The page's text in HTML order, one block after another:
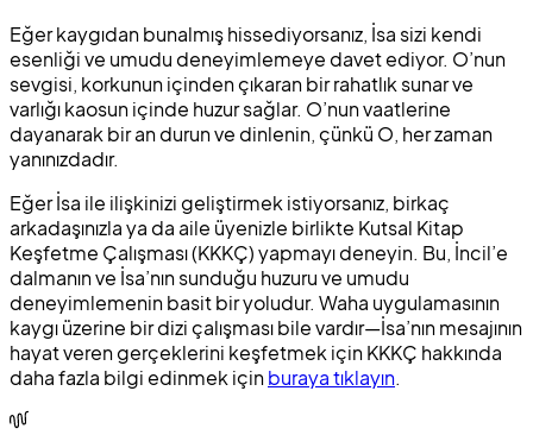
Eğer kaygıdan bunalmış hissediyorsanız, İsa sizi kendi
esenliği ve umudu deneyimlemeye davet ediyor. O’nun
sevgisi, korkunun içinden çıkaran bir rahatlık sunar ve
varlığı kaosun içinde huzur sağlar. O’nun vaatlerine
dayanarak bir an durun ve dinlenin, çünkü O, her zaman
yanınızdadır.
Eğer İsa ile ilişkinizi geliştirmek istiyorsanız, birkaç
arkadaşınızla ya da aile üyenizle birlikte Kutsal Kitap
Keşfetme Çalışması (KKKÇ) yapmayı deneyin. Bu, İncil’e
dalmanın ve İsa’nın sunduğu huzuru ve umudu
deneyimlemenin basit bir yoludur. Waha uygulamasının
kaygı üzerine bir dizi çalışması bile vardır—İsa’nın mesajının
hayat veren gerçeklerini keşfetmek için KKKÇ hakkında
daha fazla bilgi edinmek içinburaya tıklayın.